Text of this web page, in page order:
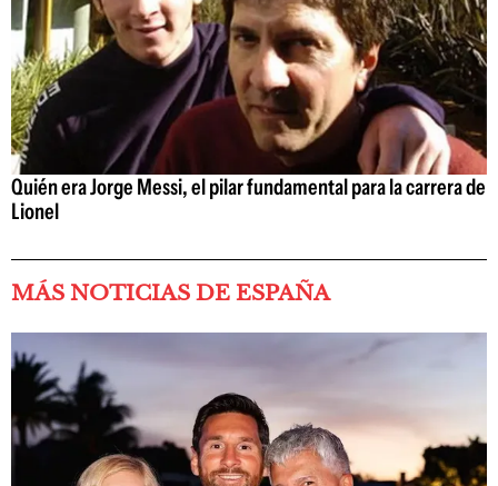
Quién era Jorge Messi, el pilar fundamental para la carrera de
Lionel
MÁS NOTICIAS DE ESPAÑA